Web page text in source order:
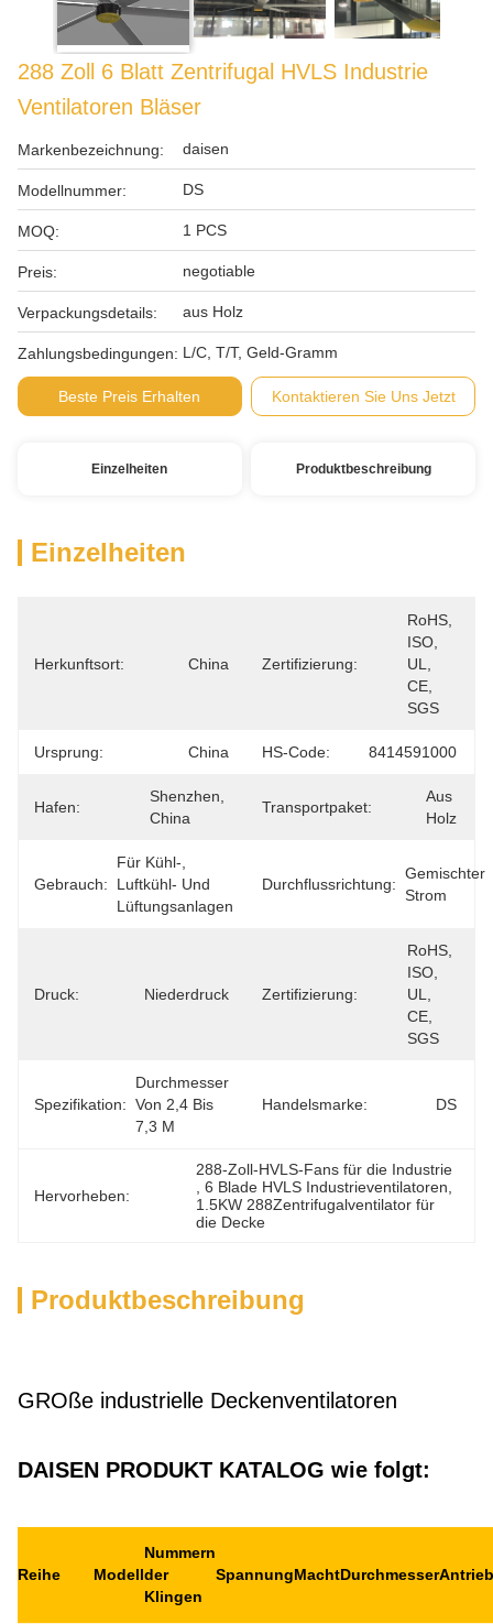
288 Zoll 6 Blatt Zentrifugal HVLS Industrie
Ventilatoren Bläser
Markenbezeichnung: daisen
Modellnummer: DS
MOQ: 1 PCS
Preis: negotiable
Verpackungsdetails: aus Holz
Zahlungsbedingungen: L/C, T/T, Geld-Gramm
Beste Preis Erhalten Kontaktieren Sie Uns Jetzt
Einzelheiten Produktbeschreibung
Einzelheiten
Herkunftsort: China Zertifizierung:
RoHS,
ISO,
UL,
CE,
SGS
Ursprung: China HS-Code: 8414591000
Hafen:
Shenzhen,
China
Transportpaket:
Aus
Holz
Gebrauch:
Für Kühl-,
Luftkühl- Und
Lüftungsanlagen
Durchflussrichtung:
Gemischter
Strom
Druck: Niederdruck Zertifizierung:
RoHS,
ISO,
UL,
CE,
SGS
Spezifikation:
Durchmesser
Von 2,4 Bis
7,3 M
Handelsmarke: DS
Hervorheben:
288-Zoll-HVLS-Fans für die Industrie
, 6 Blade HVLS Industrieventilatoren
1.5KW 288Zentrifugalventilator für
die Decke
Produktbeschreibung
GROße industrielle Deckenventilatoren
DAISEN PRODUKT KATALOG wie folgt:
Reihe Modell
Nummern
der
Klingen
SpannungMachtDurchmesser